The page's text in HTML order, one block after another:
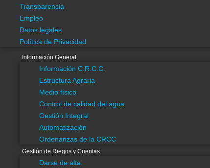
Transparencia
Empleo
Datos legales
Política de Privacidad
Información General
Información C.R.C.C.
Estructura Agraria
Medio físico
Control de calidad del agua
Gestión Integral
Automatización
Ordenanzas de la CRCC
Gestión de Riegos y Cuentas
Darse de alta
Cuentas para Ingresos de Riego
Cuentas para Otros Ingresos
Acceso a la Gestión de Riegos Online
Impresos y Solicitudes
Requisitos para solicitud de Informes o Autorización de Obras
Cartografía
Estudios y Proyectos
Multimedia
Asesoramiento
Divulgación Científica
Eficiencia Energética
Estadística
Investigación y Desarrollo
SAIH